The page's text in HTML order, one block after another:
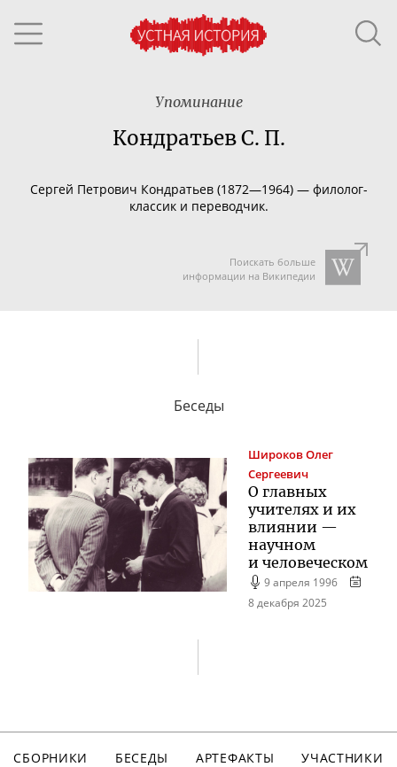
Упоминание
Кондратьев С. П.
Сергей Петрович Кондратьев (1872—1964) — филолог-
классик и переводчик.
Поискать больше
информации на Википедии
Беседы
ШироковОлег
Сергеевич
О главных
учителях и их
влиянии —
научном
и человеческом
9 апреля 1996
8 декабря 2025
СБОРНИКИ БЕСЕДЫ АРТЕФАКТЫ
УЧАСТНИКИ